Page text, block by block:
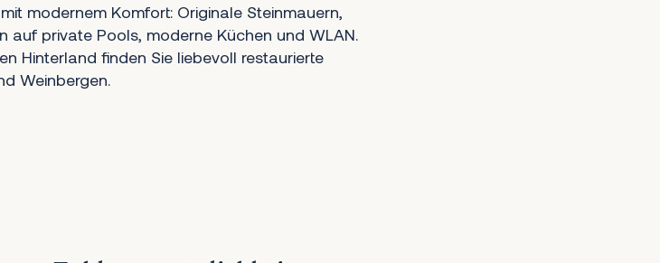
modernem Komfort: Originale Steinmauern,
auf private Pools, moderne Küchen und WLAN.
Hinterland finden Sie liebevoll restaurierte
Weinbergen.